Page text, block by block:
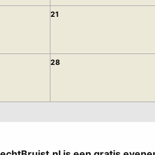
21
28